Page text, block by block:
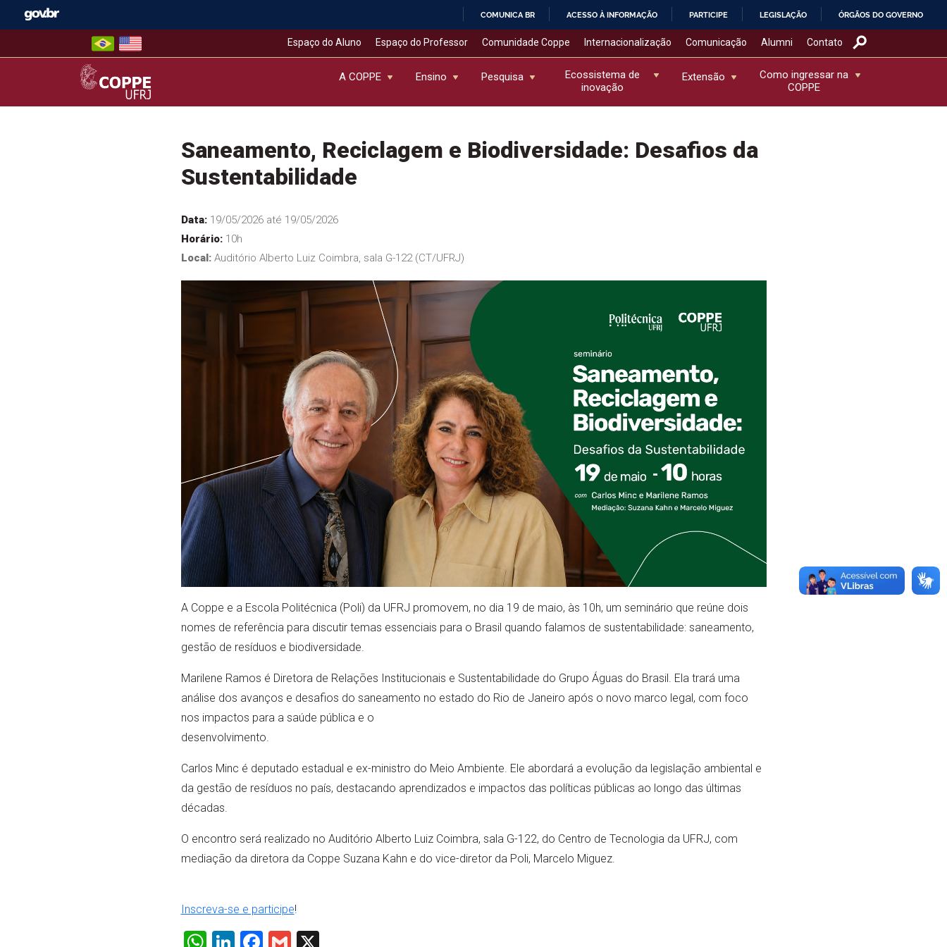
COMUNICA BR ACESSO À INFORMAÇÃO PARTICIPE LEGISLAÇÃO ÓRGÃOS DO GOVERNO
Espaço do Aluno Espaço do Professor Comunidade Coppe Internacionalização Comunicação Alumni Contato
COPPE – UFRJ
A COPPE Ensino Pesquisa
Ecossistema de
inovação
Extensão
Como ingressar na
COPPE
Saneamento, Reciclagem e Biodiversidade: Desafios da
Sustentabilidade
Data:19/05/2026 até 19/05/2026
Horário:10h
Local:Auditório Alberto Luiz Coimbra, sala G-122 (CT/UFRJ)
A Coppe e a Escola Politécnica (Poli) da UFRJ promovem, no dia 19 de maio, às 10h, um seminário que reúne dois
nomes de referência para discutir temas essenciais para o Brasil quando falamos de sustentabilidade: saneamento,
gestão de resíduos e biodiversidade.
Marilene Ramos é Diretora de Relações Institucionais e Sustentabilidade do Grupo Águas do Brasil. Ela trará uma
análise dos avanços e desafios do saneamento no estado do Rio de Janeiro após o novo marco legal, com foco
nos impactos para a saúde pública e o
desenvolvimento.
Carlos Minc é deputado estadual e ex-ministro do Meio Ambiente. Ele abordará a evolução da legislação ambiental e
da gestão de resíduos no país, destacando aprendizados e impactos das políticas públicas ao longo das últimas
décadas.
O encontro será realizado no Auditório Alberto Luiz Coimbra, sala G-122, do Centro de Tecnologia da UFRJ, com
mediação da diretora da Coppe Suzana Kahn e do vice-diretor da Poli, Marcelo Miguez.
Inscreva-se e participe!